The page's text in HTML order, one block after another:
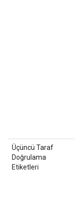
Üçüncü Taraf
Doğrulama
Etiketleri